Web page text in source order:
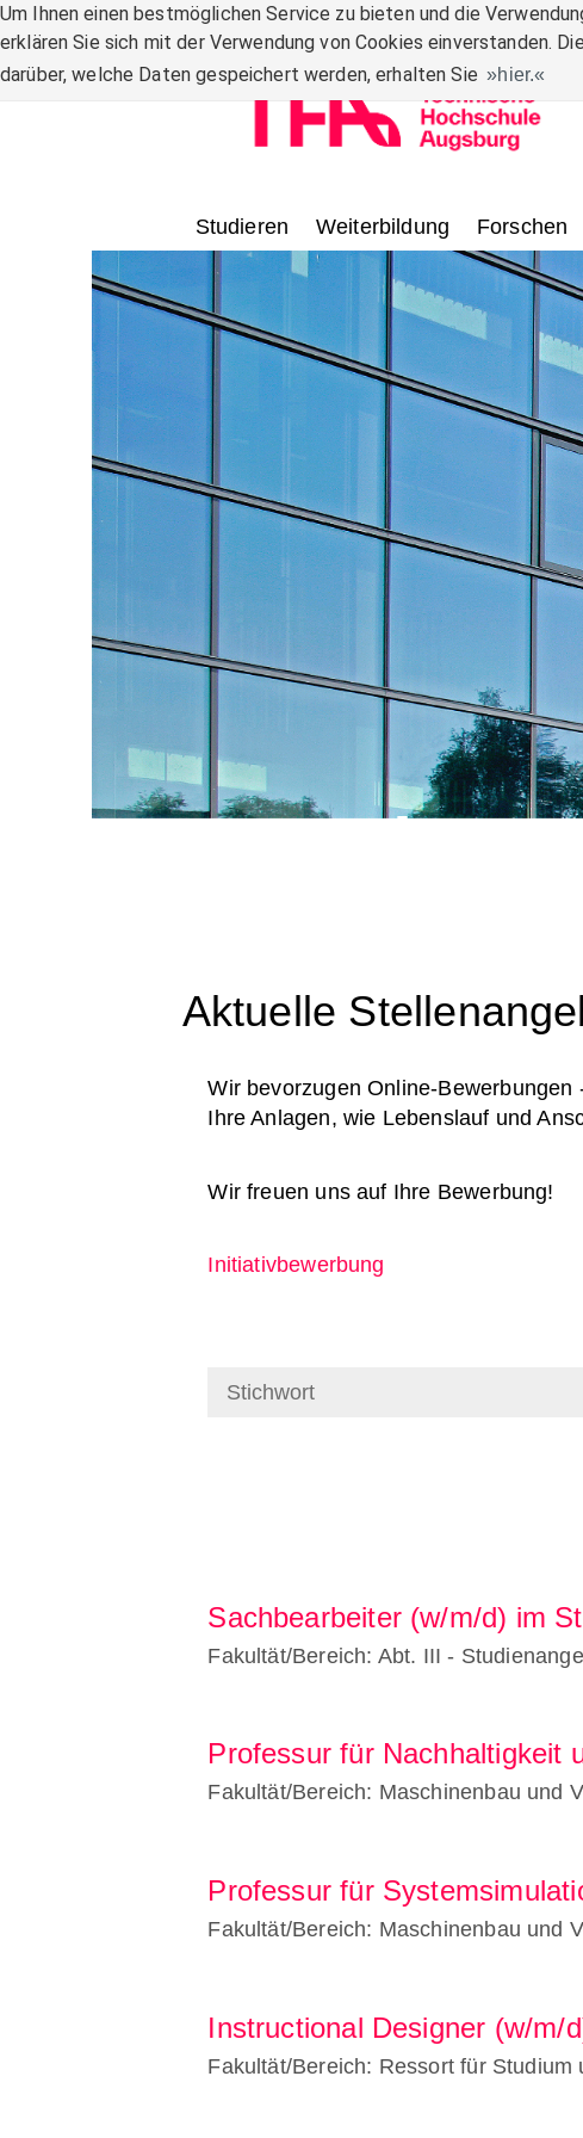
Um Ihnen einen bestmöglichen Service zu bieten und die
erklären Sie sich mit der Verwendung von Cookies einverstanden.
darüber, welche Daten gespeichert werden, erhalten Sie
hier.
Zum Inhalt
Studieren Weiterbildung Forschen
Karriere
Aktuelle
Wir bevorzugen Online-
Ihre Anlagen, wie Lebenslauf und
Wir freuen uns auf Ihre Bewerbung!
Initiativbewerbung
Sachbearbeiter (w/m/d) im
Fakultät/Bereich: Abt. III -
Professur für Nachhaltigkeit
Fakultät/Bereich: Maschinenbau und
Professur für
Fakultät/Bereich: Maschinenbau und
Instructional Designer (w/m/
Fakultät/Bereich: Ressort für Studium